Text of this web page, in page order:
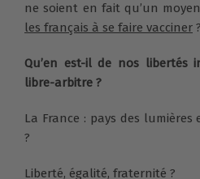
ne soient en fait qu’un
les français à se faire vacciner ?
Qu’en est-il de nos libertés
libre-arbitre ?
La France : pays des lumières
?
Liberté, égalité, fraternité ?